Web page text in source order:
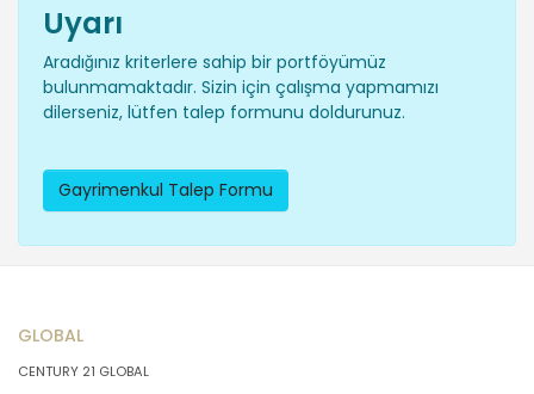
Uyarı
Aradığınız kriterlere sahip bir portföyümüz
bulunmamaktadır. Sizin için çalışma yapmamızı
dilerseniz, lütfen talep formunu doldurunuz.
Gayrimenkul Talep Formu
GLOBAL
CENTURY 21 GLOBAL